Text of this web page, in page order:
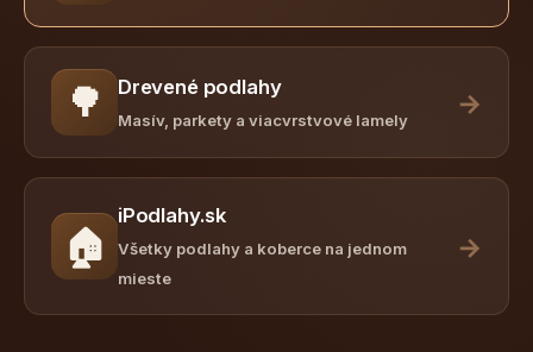
🌳 Drevené podlahy
Masív, parkety a viacvrstvové lamely
→
🏠
iPodlahy.sk
Všetky podlahy a koberce na jednom
mieste
→